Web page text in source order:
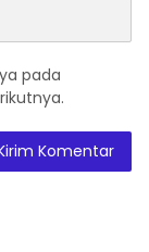
pada